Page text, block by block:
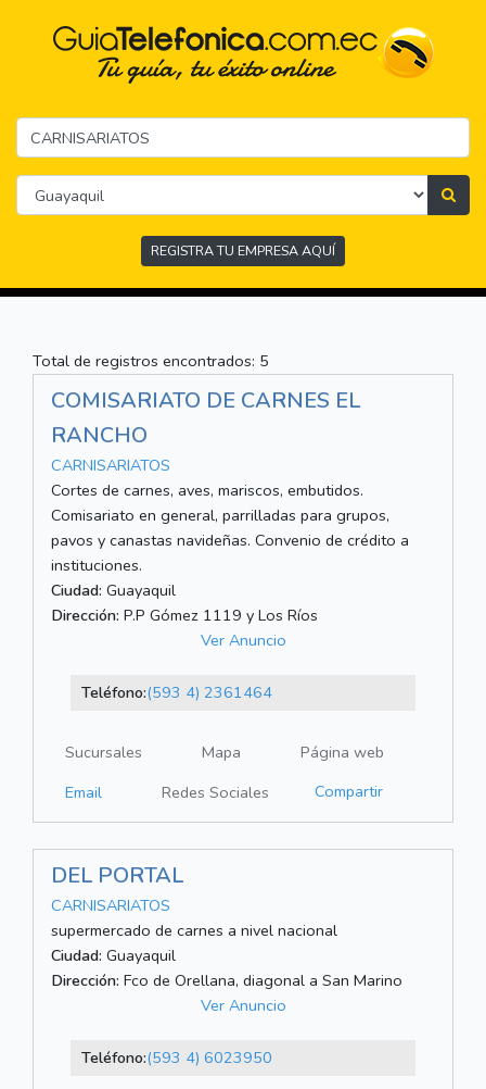
REGISTRA TU EMPRESA AQUÍ
Total de registros encontrados: 5
COMISARIATO DE CARNES EL
RANCHO
CARNISARIATOS
Cortes de carnes, aves, mariscos, embutidos.
Comisariato en general, parrilladas para grupos,
pavos y canastas navideñas. Convenio de crédito a
instituciones.
Ciudad: Guayaquil
Dirección: P.P Gómez 1119 y Los Ríos
Ver Anuncio
Teléfono:(593 4) 2361464
Sucursales Mapa
Página web
Email
Redes Sociales Compartir
DEL PORTAL
CARNISARIATOS
supermercado de carnes a nivel nacional
Ciudad: Guayaquil
Dirección: Fco de Orellana, diagonal a San Marino
Ver Anuncio
Teléfono:(593 4) 6023950